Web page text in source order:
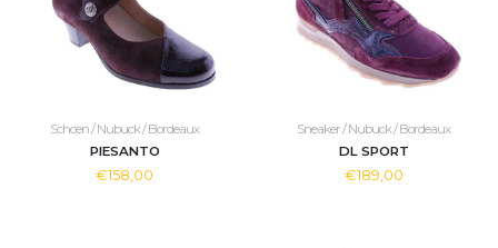
Schoen / Nubuck / Bordeaux
PIESANTO
€158,00
Sneaker / Nubuck / Bordeaux
DL SPORT
€189,00